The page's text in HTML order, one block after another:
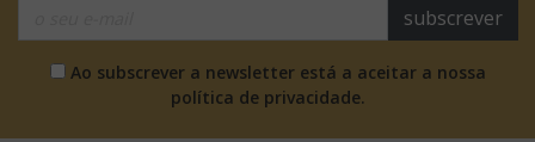
subscrever
Ao subscrever a newsletter está a aceitar a nossa
política de privacidade.